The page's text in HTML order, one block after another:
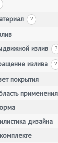
?
излив
?
излива
?
покрытия
применения
дизайна